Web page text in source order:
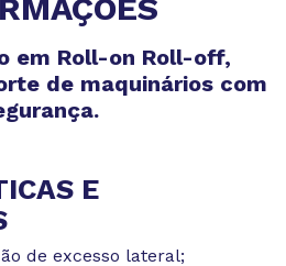
em Roll-on Roll-off,
de maquinários com
E
de excesso lateral;